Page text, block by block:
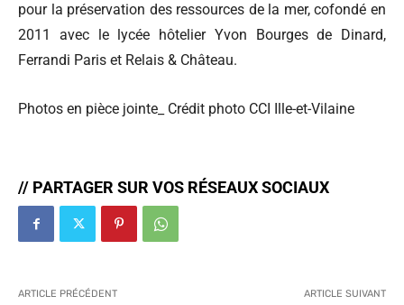
pour la préservation des ressources de la mer, cofondé en
2011 avec le lycée hôtelier Yvon Bourges de Dinard,
Ferrandi Paris et Relais & Château.
Photos en pièce jointe_ Crédit photo CCI Ille-et-Vilaine
// PARTAGER SUR VOS RÉSEAUX SOCIAUX
ARTICLE PRÉCÉDENT ARTICLE SUIVANT